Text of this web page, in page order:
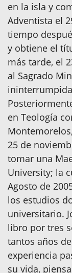
en la isla y
Adventista el
tiempo
y obtiene el
más tarde, el
al Sagrado
en Teología
25 de
tomar una
University; la
Agosto de
los estudios
universitario.
libro por tres
tantos años
experiencia
su vida,